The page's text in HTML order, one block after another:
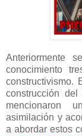
Anteriormente
conocimiento
constructivismo.
construcción
mencionaron
asimilación y
a abordar estos